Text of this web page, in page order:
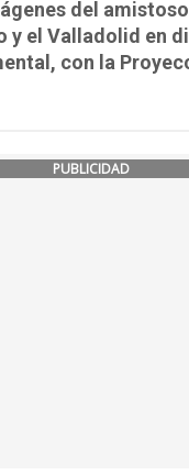
del
y el Valladolid en
con la
PUBLICIDAD